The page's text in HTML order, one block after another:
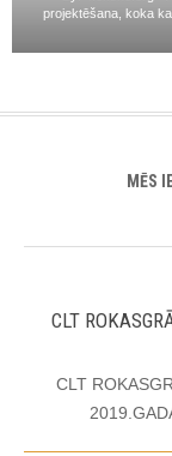
projektēšana, koka
MĒS
CLT
CLT